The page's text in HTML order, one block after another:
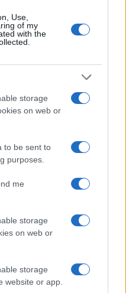
Use,
of my
with the
storage
on web or
to be sent to
purposes.
me
storage
on web or
storage
website or app.